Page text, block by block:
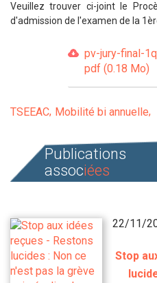
Veuillez trouver ci-joint le
d'admission de l'examen de la
pv-jury-final-
pdf (0.18 Mo)
TSEEAC Mobilité bi annuelle
Publications
associées
22/11/
Stop